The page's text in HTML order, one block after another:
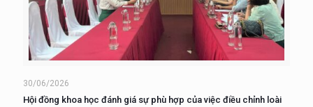
30/06/2026
Hội đồng khoa học đánh giá sự phù hợp của việc điều chỉnh loài